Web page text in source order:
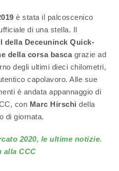
è stata il palcoscenico
di una stella. Il
della Deceuninck Quick-
della corsa bascagrazie ad
degli ultimi dieci chilometri,
capolavoro. Alle sue
è andata appannaggio di
con Marc Hirschi della
di giornata.
2020, le ultime notizie.
alla CCC